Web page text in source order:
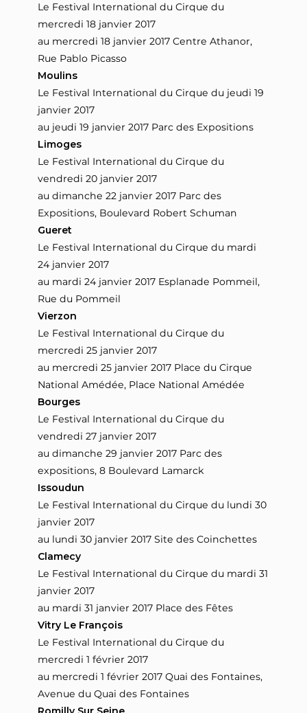
Le Festival International du Cirque du
mercredi 18 janvier 2017
au mercredi 18 janvier 2017 Centre Athanor,
Rue Pablo Picasso
Moulins
Le Festival International du Cirque du jeudi 19
janvier 2017
au jeudi 19 janvier 2017 Parc des Expositions
Limoges
Le Festival International du Cirque du
vendredi 20 janvier 2017
au dimanche 22 janvier 2017 Parc des
Expositions, Boulevard Robert Schuman
Gueret
Le Festival International du Cirque du mardi
24 janvier 2017
au mardi 24 janvier 2017 Esplanade Pommeil,
Rue du Pommeil
Vierzon
Le Festival International du Cirque du
mercredi 25 janvier 2017
au mercredi 25 janvier 2017 Place du Cirque
National Amédée, Place National Amédée
Bourges
Le Festival International du Cirque du
vendredi 27 janvier 2017
au dimanche 29 janvier 2017 Parc des
expositions, 8 Boulevard Lamarck
Issoudun
Le Festival International du Cirque du lundi 30
janvier 2017
au lundi 30 janvier 2017 Site des Coinchettes
Clamecy
Le Festival International du Cirque du mardi 31
janvier 2017
au mardi 31 janvier 2017 Place des Fêtes
Vitry Le François
Le Festival International du Cirque du
mercredi 1 février 2017
au mercredi 1 février 2017 Quai des Fontaines,
Avenue du Quai des Fontaines